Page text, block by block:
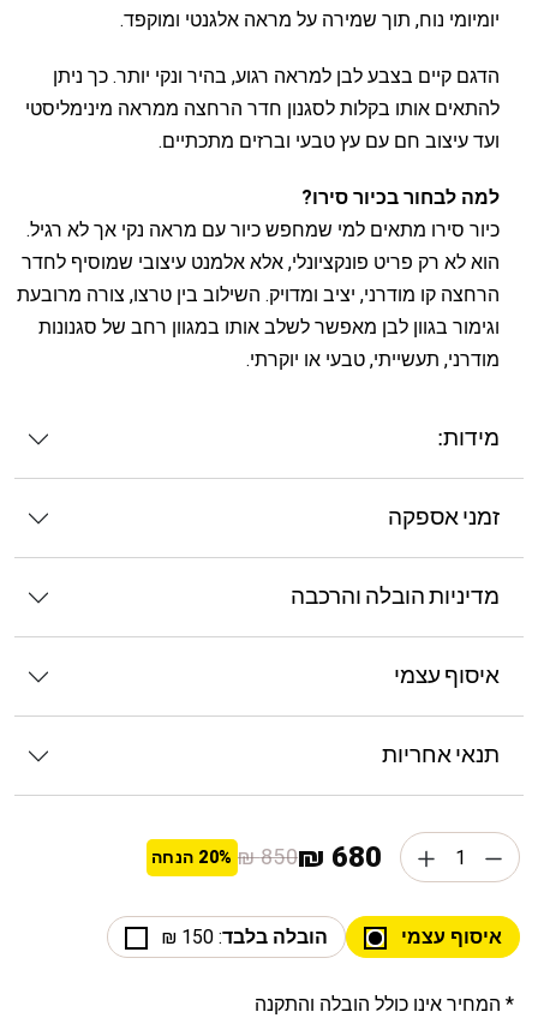
יומיומי נוח, תוך שמירה על מראה אלגנטי ומוקפד.
הדגם קיים בצבע לבן למראה רגוע, בהיר ונקי יותר. כך ניתן
להתאים אותו בקלות לסגנון חדר הרחצה ממראה מינימליסטי
ועד עיצוב חם עם עץ טבעי וברזים מתכתיים.
למה לבחור בכיור סירו?
כיור סירו מתאים למי שמחפש כיור עם מראה נקי אך לא רגיל.
הוא לא רק פריט פונקציונלי, אלא אלמנט עיצובי שמוסיף לחדר
הרחצה קו מודרני, יציב ומדויק. השילוב בין טרצו, צורה מרובעת
וגימור בגוון לבן מאפשר לשלב אותו במגוון רחב של סגנונות
מודרני, תעשייתי, טבעי או יוקרתי.
מידות:
זמני אספקה
מדיניות הובלה והרכבה
איסוף עצמי
תנאי אחריות
680 ₪
850 ₪
20% הנחה
איסוף עצמי הובלה בלבד: 150 ₪
* המחיר אינו כולל הובלה והתקנה